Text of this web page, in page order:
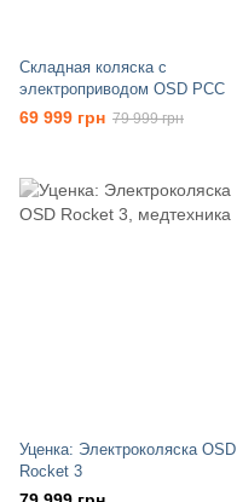
Складная коляска с
электроприводом OSD PCC
69 999 грн 79 999 грн
Уценка: Электроколяска OSD
Rocket 3